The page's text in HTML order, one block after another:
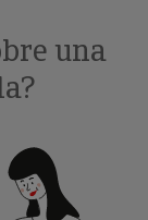
una